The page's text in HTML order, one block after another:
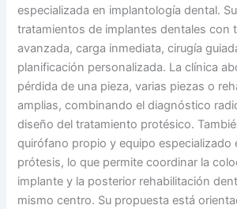
especializada en implantología dental.
tratamientos de implantes dentales con
avanzada, carga inmediata, cirugía
planificación personalizada. La clínica
pérdida de una pieza, varias piezas o
amplias, combinando el diagnóstico
diseño del tratamiento protésico.
quirófano propio y equipo especializado
prótesis, lo que permite coordinar la
implante y la posterior rehabilitación
mismo centro. Su propuesta está